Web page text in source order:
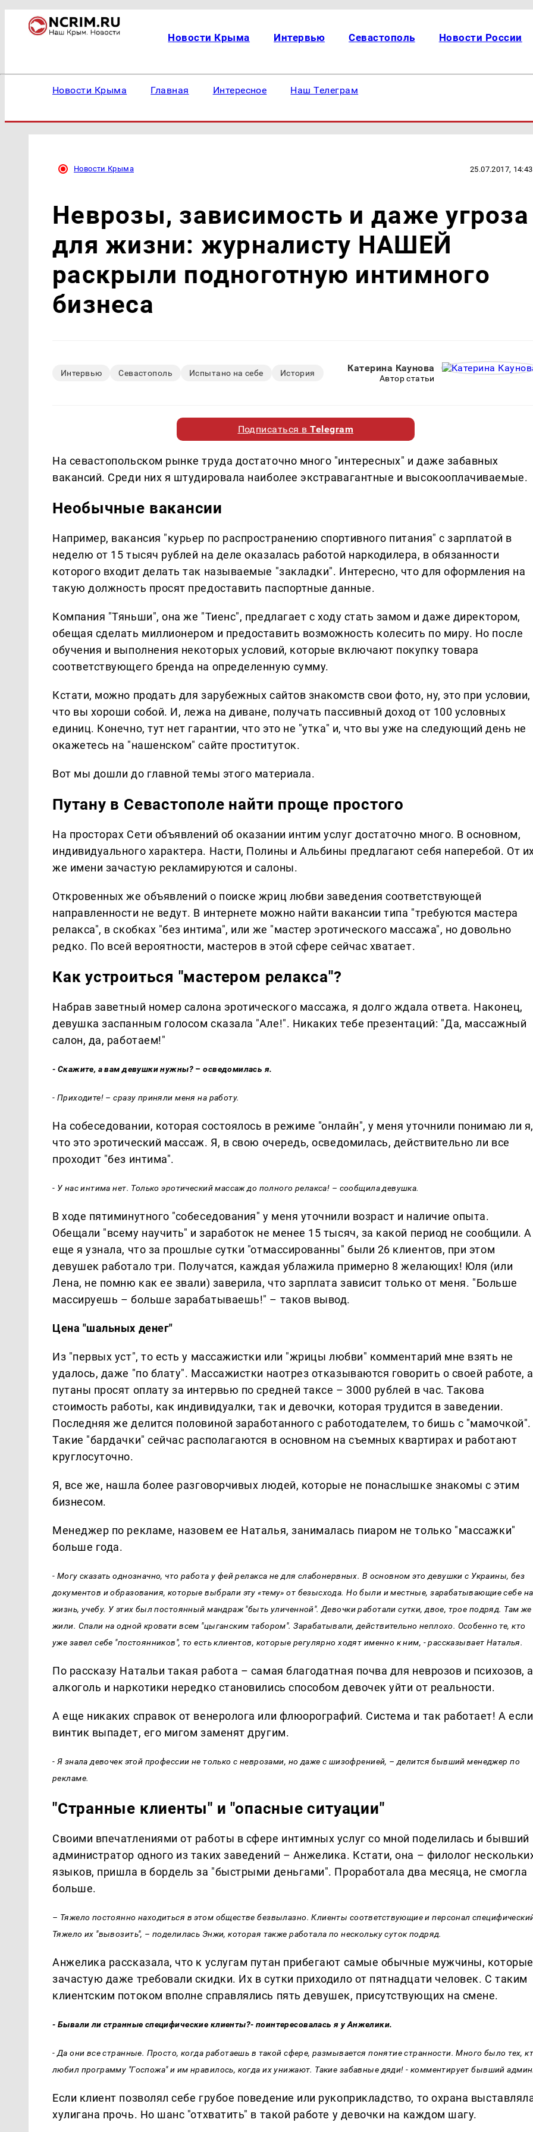
Новости Крыма Интервью Севастополь Новости России
Новости Крыма Главная Интересное Наш Телеграм
Новости Крыма 25.07.2017, 14:43
Неврозы, зависимость и даже угроза
для жизни: журналисту НАШЕЙ
раскрыли подноготную интимного
бизнеса
Интервью Севастополь Испытано на себе История Катерина Каунова
Автор статьи
Подписаться вTelegram
На севастопольском рынке труда достаточно много "интересных" и даже забавных
вакансий. Среди них я штудировала наиболее экстравагантные и высокооплачиваемые.
Необычные вакансии
Например, вакансия "курьер по распространению спортивного питания" с зарплатой в
неделю от 15 тысяч рублей на деле оказалась работой наркодилера, в обязанности
которого входит делать так называемые "закладки". Интересно, что для оформления на
такую должность просят предоставить паспортные данные.
Компания "Тяньши", она же "Тиенс", предлагает с ходу стать замом и даже директором,
обещая сделать миллионером и предоставить возможность колесить по миру. Но после
обучения и выполнения некоторых условий, которые включают покупку товара
соответствующего бренда на определенную сумму.
Кстати, можно продать для зарубежных сайтов знакомств свои фото, ну, это при условии,
что вы хороши собой. И, лежа на диване, получать пассивный доход от 100 условных
единиц. Конечно, тут нет гарантии, что это не "утка" и, что вы уже на следующий день не
окажетесь на "нашенском" сайте проституток.
Вот мы дошли до главной темы этого материала.
Путану в Севастополе найти проще простого
На просторах Сети объявлений об оказании интим услуг достаточно много. В основном,
индивидуального характера. Насти, Полины и Альбины предлагают себя наперебой. От
же имени зачастую рекламируются и салоны.
Откровенных же объявлений о поиске жриц любви заведения соответствующей
направленности не ведут. В интернете можно найти вакансии типа "требуются мастера
релакса", в скобках "без интима", или же "мастер эротического массажа", но довольно
редко. По всей вероятности, мастеров в этой сфере сейчас хватает.
Как устроиться "мастером релакса"?
Набрав заветный номер салона эротического массажа, я долго ждала ответа. Наконец,
девушка заспанным голосом сказала "Але!". Никаких тебе презентаций: "Да, массажный
салон, да, работаем!"
- Скажите, а вам девушки нужны? – осведомилась я.
- Приходите! – сразу приняли меня на работу.
На собеседовании, которая состоялось в режиме "онлайн", у меня уточнили понимаю ли я,
что это эротический массаж. Я, в свою очередь, осведомилась, действительно ли все
проходит "без интима".
- У нас интима нет. Только эротический массаж до полного релакса! – сообщила девушка.
В ходе пятиминутного "собеседования" у меня уточнили возраст и наличие опыта.
Обещали "всему научить" и заработок не менее 15 тысяч, за какой период не сообщили. А
еще я узнала, что за прошлые сутки "отмассированны" были 26 клиентов, при этом
девушек работало три. Получатся, каждая ублажила примерно 8 желающих! Юля (или
Лена, не помню как ее звали) заверила, что зарплата зависит только от меня. "Больше
массируешь – больше зарабатываешь!" – таков вывод.
Цена "шальных денег"
Из "первых уст", то есть у массажистки или "жрицы любви" комментарий мне взять не
удалось, даже "по блату". Массажистки наотрез отказываются говорить о своей работе, а
путаны просят оплату за интервью по средней таксе – 3000 рублей в час. Такова
стоимость работы, как индивидуалки, так и девочки, которая трудится в заведении.
Последняя же делится половиной заработанного с работодателем, то бишь с "мамочкой".
Такие "бардачки" сейчас располагаются в основном на съемных квартирах и работают
круглосуточно.
Я, все же, нашла более разговорчивых людей, которые не понаслышке знакомы с этим
бизнесом.
Менеджер по рекламе, назовем ее Наталья, занималась пиаром не только "массажки"
больше года.
- Могу сказать однозначно, что работа у фей релакса не для слабонервных. В основном это девушки с Украины, без
документов и образования, которые выбрали эту «тему» от безысхода. Но были и местные, зарабатывающие себе на
жизнь, учебу. У этих был постоянный мандраж "быть уличенной". Девочки работали сутки, двое, трое подряд. Там же
жили. Спали на одной кровати всем "цыганским табором". Зарабатывали, действительно неплохо. Особенно те, кто
уже завел себе "постоянников", то есть клиентов, которые регулярно ходят именно к ним, - рассказывает Наталья.
По рассказу Натальи такая работа – самая благодатная почва для неврозов и психозов, а
алкоголь и наркотики нередко становились способом девочек уйти от реальности.
А еще никаких справок от венеролога или флюорографий. Система и так работает! А если
винтик выпадет, его мигом заменят другим.
- Я знала девочек этой профессии не только с неврозами, но даже с шизофренией, – делится бывший менеджер по
рекламе.
"Странные клиенты" и "опасные ситуации"
Своими впечатлениями от работы в сфере интимных услуг со мной поделилась и бывший
администратор одного из таких заведений – Анжелика. Кстати, она – филолог
языков, пришла в бордель за "быстрыми деньгами". Проработала два месяца, не смогла
больше.
– Тяжело постоянно находиться в этом обществе безвылазно. Клиенты соответствующие и персонал
Тяжело их "вывозить", – поделилась Энжи, которая также работала по нескольку суток подряд.
Анжелика рассказала, что к услугам путан прибегают самые обычные мужчины, которые
зачастую даже требовали скидки. Их в сутки приходило от пятнадцати человек. С таким
клиентским потоком вполне справлялись пять девушек, присутствующих на смене.
- Бывали ли странные специфические клиенты?- поинтересовалась я у Анжелики.
- Да они все странные. Просто, когда работаешь в такой сфере, размывается понятие странности. Много было тех,
любил программу "Госпожа" и им нравилось, когда их унижают. Такие забавные дяди! - комментирует бывший
Если клиент позволял себе грубое поведение или рукоприкладство, то охрана
хулигана прочь. Но шанс "отхватить" в такой работе у девочки на каждом шагу.